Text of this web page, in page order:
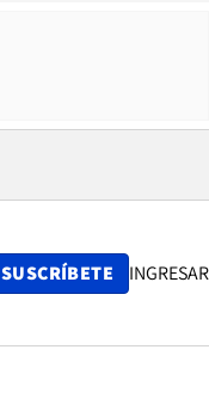
SUSCRÍBETE INGRESAR